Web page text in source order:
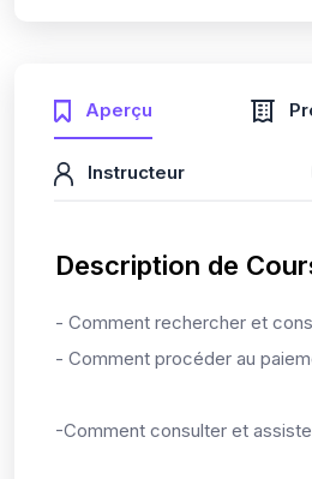
Aperçu
Instructeur
Description de
- Comment rechercher et
- Comment procéder au
-Comment consulter et